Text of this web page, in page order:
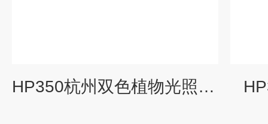
HP350杭州双色植物光照光谱仪